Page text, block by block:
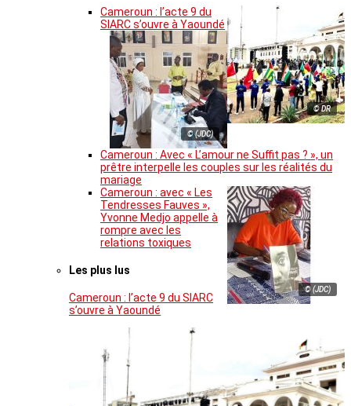
© DR
Cameroun : l’acte 9 du
SIARC s’ouvre à Yaoundé
© (JDC)
Cameroun : Avec « L’amour ne Suffit pas ? », un
prêtre interpelle les couples sur les réalités du
mariage
© (JDC)
Cameroun : avec « Les
Tendresses Fauves »,
Yvonne Medjo appelle à
rompre avec les
relations toxiques
Les plus lus
Cameroun : l’acte 9 du SIARC
s’ouvre à Yaoundé